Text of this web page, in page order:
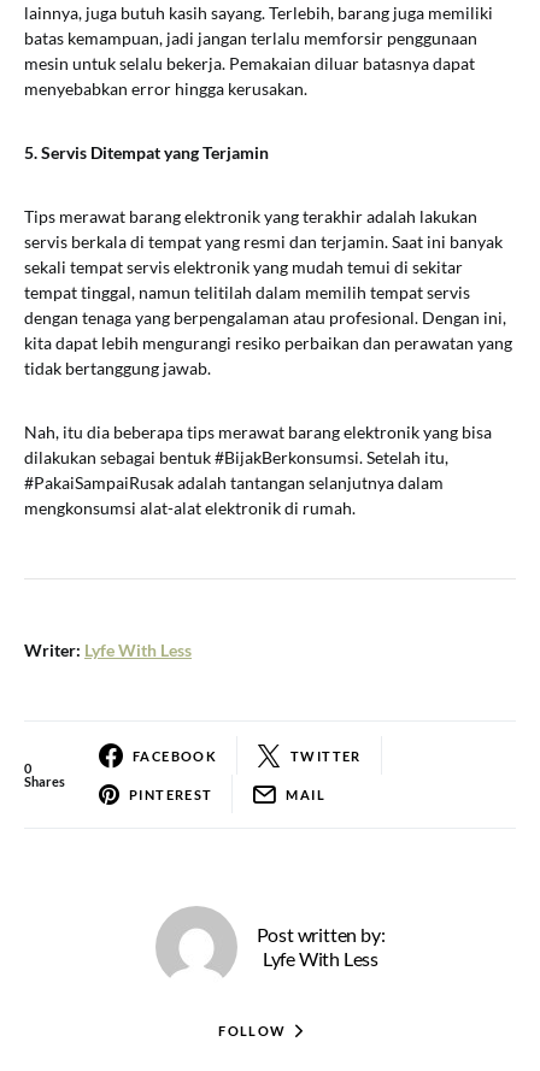
lainnya, juga butuh kasih sayang. Terlebih, barang juga memiliki
batas kemampuan, jadi jangan terlalu memforsir penggunaan
mesin untuk selalu bekerja. Pemakaian diluar batasnya dapat
menyebabkan error hingga kerusakan.
5. Servis Ditempat yang Terjamin
Tips merawat barang elektronik yang terakhir adalah lakukan
servis berkala di tempat yang resmi dan terjamin. Saat ini banyak
sekali tempat servis elektronik yang mudah temui di sekitar
tempat tinggal, namun telitilah dalam memilih tempat servis
dengan tenaga yang berpengalaman atau profesional. Dengan ini,
kita dapat lebih mengurangi resiko perbaikan dan perawatan yang
tidak bertanggung jawab.
Nah, itu dia beberapa tips merawat barang elektronik yang bisa
dilakukan sebagai bentuk #BijakBerkonsumsi. Setelah itu,
#PakaiSampaiRusak adalah tantangan selanjutnya dalam
mengkonsumsi alat-alat elektronik di rumah.
Writer: Lyfe With Less
0
Shares
FACEBOOK TWITTER
PINTEREST MAIL
Post written by:
Lyfe With Less
FOLLOW